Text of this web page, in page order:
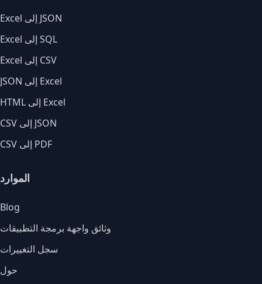
Excel إلى JSON
Excel إلى SQL
Excel إلى CSV
JSON إلى Excel
HTML إلى Excel
CSV إلى JSON
CSV إلى PDF
الموارد
Blog
وثائق واجهة برمجة التطبيقات
سجل التغييرات
حول